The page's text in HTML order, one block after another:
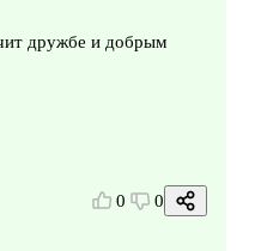
дружбе и добрым
0 0